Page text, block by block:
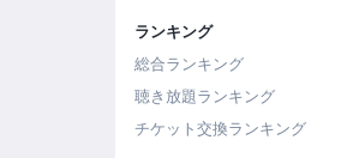
ランキング
総合ランキング
聴き放題ランキング
チケット交換ランキング